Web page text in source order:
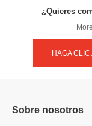
¿Quieres
HAGA
Sobre nosotros